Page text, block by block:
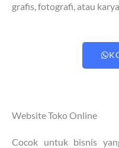
grafis, fotografi, atau
Website Toko Online
Cocok untuk bisnis